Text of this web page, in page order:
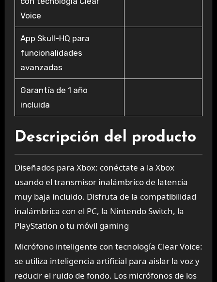
Voice
App Skull-HQ para
funcionalidades
avanzadas
Garantía de 1 año
incluida
Descripción del producto
Diseñados para Xbox: conéctate a la Xbox
usando el transmisor inalámbrico de latencia
muy baja incluido. Disfruta de la compatibilidad
inalámbrica con el PC, la Nintendo Switch, la
PlayStation o tu móvil gaming
Micrófono inteligente con tecnología Clear Voice:
se utiliza inteligencia artificial para aislar la voz y
reducir el ruido de fondo. Los micrófonos de los